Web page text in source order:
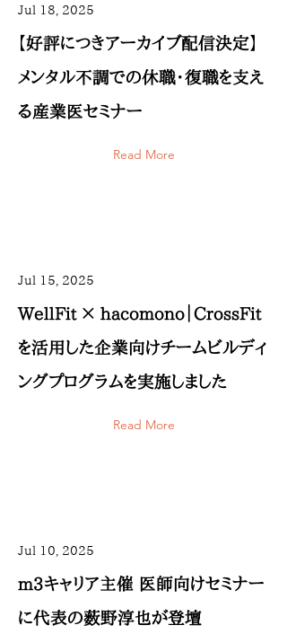
Jul 18, 2025
【好評につきアーカイブ配信決定】
メンタル不調での休職・復職を支え
る産業医セミナー
Read More
Jul 15, 2025
WellFit × hacomono｜CrossFit
を活用した企業向けチームビルディ
ングプログラムを実施しました
Read More
Jul 10, 2025
m3キャリア主催 医師向けセミナー
に代表の薮野淳也が登壇